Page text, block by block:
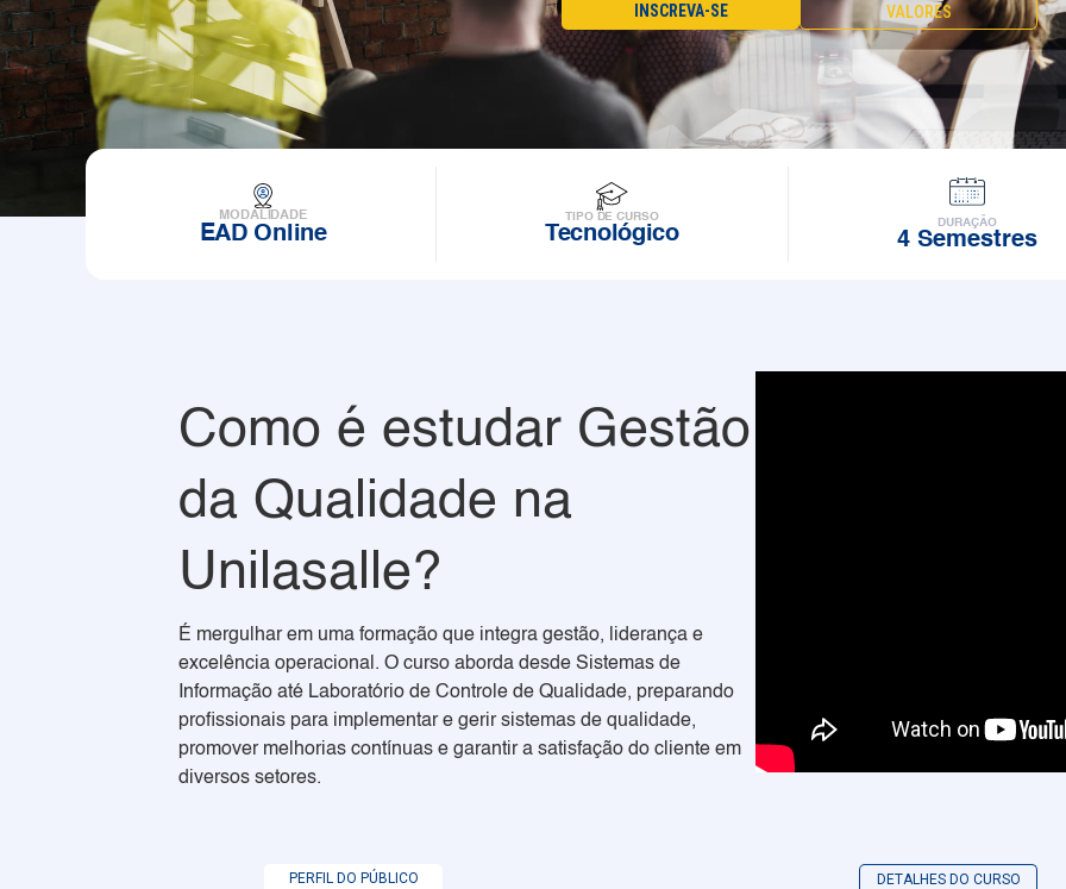
INSCREVA-SE VALORES
MODALIDADE
EAD Online
TIPO DE CURSO
Tecnológico
DURAÇÃO
4 Semestres
Como é estudar Gestão
da Qualidade na
Unilasalle?
É mergulhar em uma formação que integra gestão, liderança e
excelência operacional. O curso aborda desde Sistemas de
Informação até Laboratório de Controle de Qualidade, preparando
profissionais para implementar e gerir sistemas de qualidade,
promover melhorias contínuas e garantir a satisfação do cliente em
diversos setores.
PERFIL DO PÚBLICO DETALHES DO CURSO